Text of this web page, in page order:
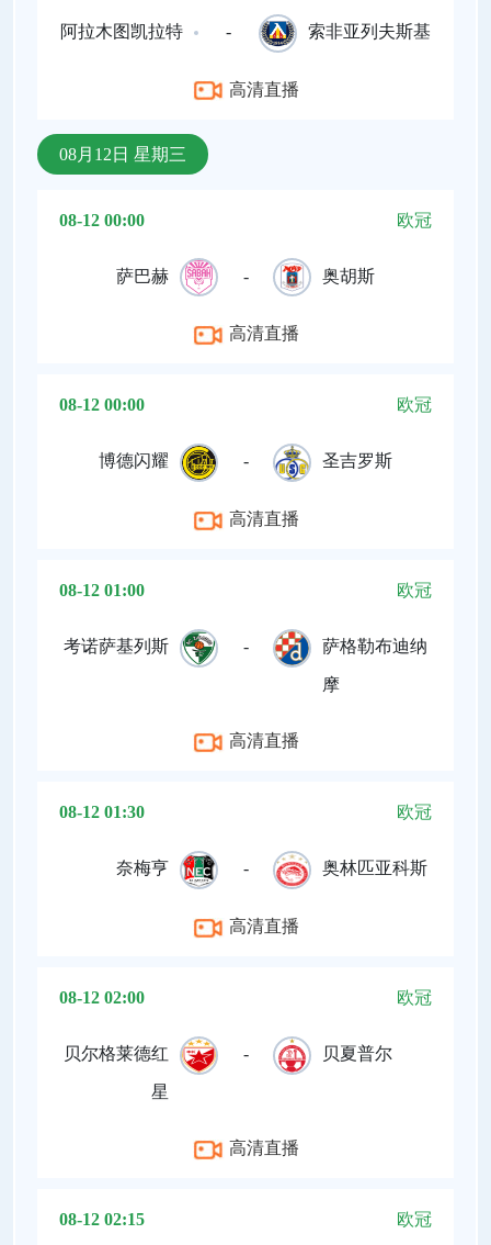
阿拉木图凯拉特 - 索非亚列夫斯基
高清直播
08月12日 星期三
08-12 00:00 欧冠
萨巴赫 - 奥胡斯
高清直播
08-12 00:00 欧冠
博德闪耀 - 圣吉罗斯
高清直播
08-12 01:00 欧冠
考诺萨基列斯 - 萨格勒布迪纳
摩
高清直播
08-12 01:30 欧冠
奈梅亨 - 奥林匹亚科斯
高清直播
08-12 02:00 欧冠
贝尔格莱德红
星
- 贝夏普尔
高清直播
08-12 02:15 欧冠